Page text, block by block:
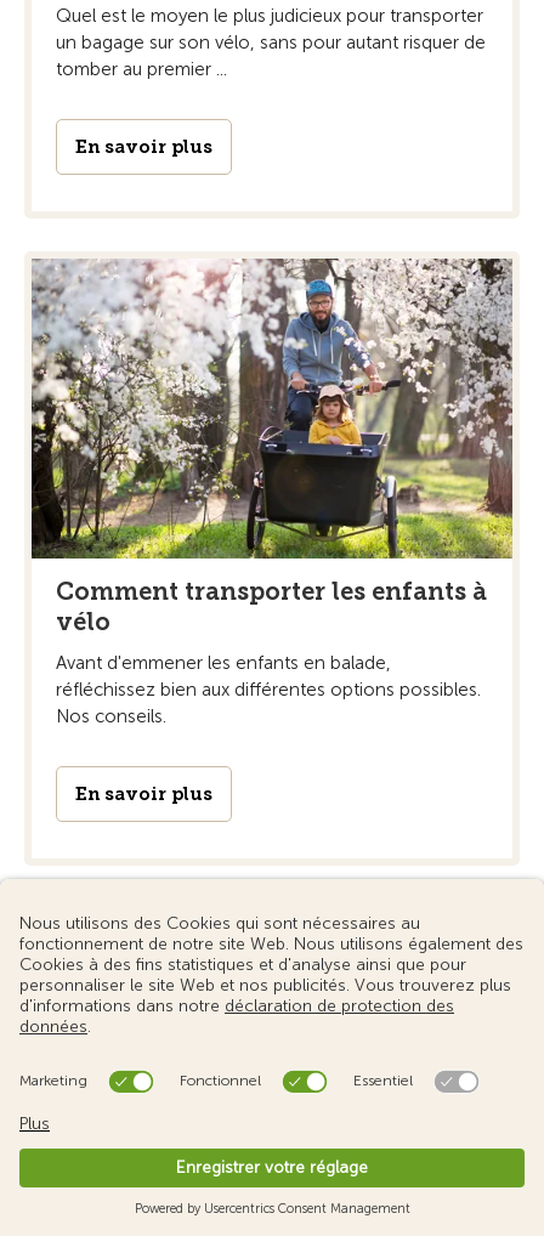
Quel est le moyen le plus judicieux pour transporter
un bagage sur son vélo, sans pour autant risquer de
tomber au premier ...
En savoir plus
Comment transporter les enfants à
vélo
Avant d'emmener les enfants en balade,
réfléchissez bien aux différentes options possibles.
Nos conseils.
En savoir plus